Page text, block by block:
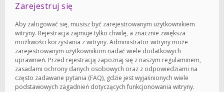
Zarejestruj się
Aby zalogować się, musisz być zarejestrowanym użytkownikiem
witryny. Rejestracja zajmuje tylko chwilę, a znacznie zwiększa
możliwości korzystania z witryny. Administrator witryny może
zarejestrowanym użytkownikom nadać wiele dodatkowych
uprawnień. Przed rejestracją zapoznaj się z naszym regulaminem,
zasadami ochrony danych osobowych oraz z odpowiedziami na
często zadawane pytania (FAQ), gdzie jest wyjaśnionych wiele
podstawowych zagadnień dotyczących funkcjonowania witryny.